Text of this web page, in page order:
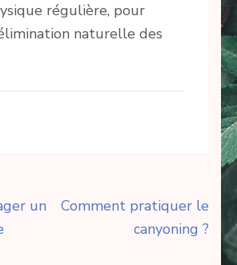
régulière, pour
naturelle des
un
Comment pratiquer le
canyoning ?